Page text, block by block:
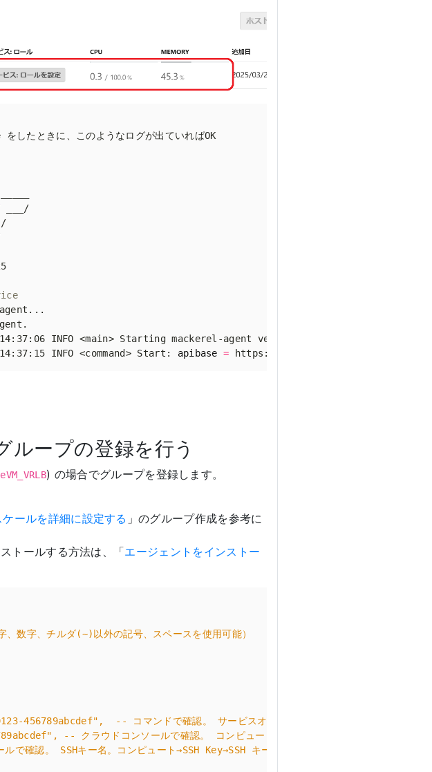
__/_/
INFO <command> Start: apibase =
ループの登録を行う
) の場合でグループを登録します。
ールを詳細に設定する 」のグループ作成を参考に
トールする方法は、「エージェントをインストー